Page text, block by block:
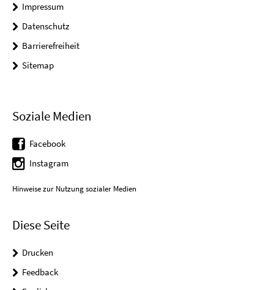
Impressum
Datenschutz
Barrierefreiheit
Sitemap
Soziale Medien
Facebook
Instagram
Hinweise zur Nutzung sozialer Medien
Diese Seite
Drucken
Feedback